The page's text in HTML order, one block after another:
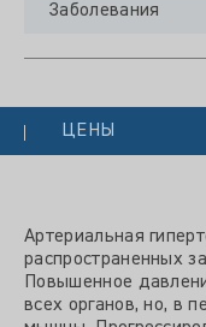
Заболевания
ЦЕНЫ
Артериальная
распространенных
Повышенное
всех органов, но, в